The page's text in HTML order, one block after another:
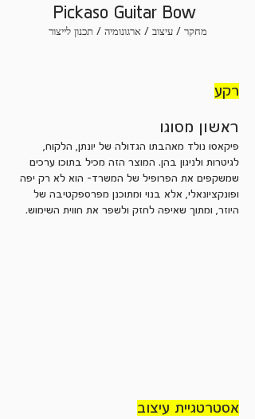
Pickaso Guitar Bow
מחקר / עיצוב / ארגונומיה / תכנון לייצור
רקע
ראשון מסוגו
פיקאסו נולד מאהבתו הגדולה של יונתן, הלקוח,
לגיטרות ולניגון בהן. המוצר הזה מכיל בתוכו ערכים
שמשקפים את הפרופיל של המשרד- הוא לא רק יפה
ופונקציונאלי, אלא בנוי ומתוכנן מפרספקטיבה של
היוזר, ומתוך שאיפה לחזק ולשפר את חווית השימוש.
אסטרטגיית עיצוב